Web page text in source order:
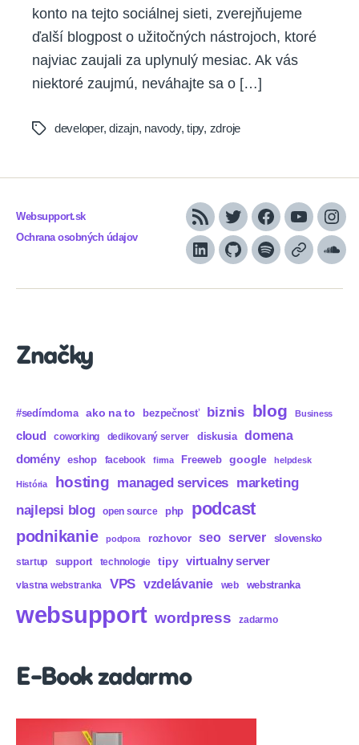
konto na tejto sociálnej sieti, zverejňujeme
ďalší blogpost o užitočných nástrojoch, ktoré
najviac zaujali za uplynulý mesiac. Ak vás
niektoré zaujmú, neváhajte sa o […]
Tagsdeveloper,dizajn, navody,tipy, zdroje
Websupport.sk
Ochrana osobných údajov
RSS TwitterFacebook
YouTube
LinkedInGitHubSpotifyApple
Značky
#sedímdoma ako na to bezpečnosť biznis blog Business
cloud coworking dedikovaný server diskusia domena
domény eshop facebook firma Freeweb google helpdesk
História hosting managed services marketing
najlepsi blog open source php podcast
podnikanie podpora rozhovor seo server slovensko
startup support technologie tipy virtualny server
vlastna webstranka VPS vzdelávanie web webstranka
websupport wordpress zadarmo
E-Book zadarmo